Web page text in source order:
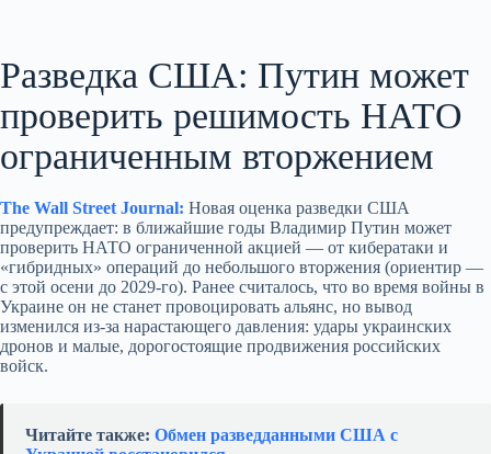
Разведка США: Путин может
проверить решимость НАТО
ограниченным вторжением
The Wall Street Journal: Новая оценка разведки США
предупреждает: в ближайшие годы Владимир Путин может
проверить НАТО ограниченной акцией — от кибератаки и
«гибридных» операций до небольшого вторжения (ориентир —
с этой осени до 2029‑го). Ранее считалось, что во время войны в
Украине он не станет провоцировать альянс, но вывод
изменился из‑за нарастающего давления: удары украинских
дронов и малые, дорогостоящие продвижения российских
войск.
Читайте также: Обмен разведданными США с